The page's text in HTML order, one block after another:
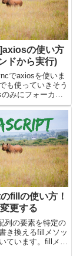
の使い方
ドから実行)
でaxiosを使いま
も使っていきそう
みにフォーカス
ました。nodeコ
ミナルからjsファ
確認しています。
？公式githu...
fillの使い方！
更する
列の要素を特定の
き換えるfillメソッ
ています。fillメソ